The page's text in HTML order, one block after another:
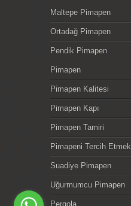
Maltepe Pimapen
Ortadağ Pimapen
Pendik Pimapen
Pimapen
Pimapen Kalitesi
Pimapen Kapı
Pimapen Tamiri
Pimapeni Tercih Etmek
Suadiye Pimapen
Uğurmumcu Pimapen
Pergola